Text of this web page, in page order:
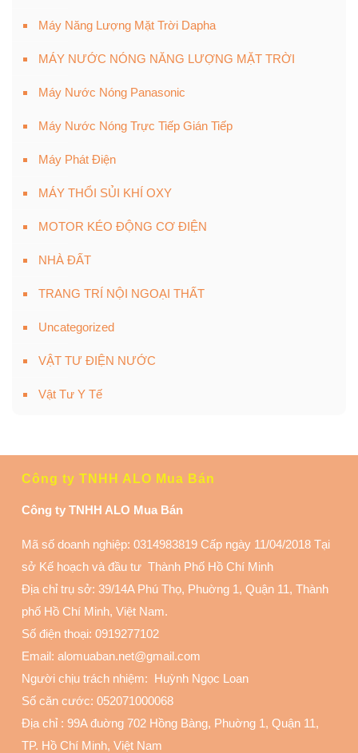
Máy Năng Lượng Mặt Trời Dapha
MÁY NƯỚC NÓNG NĂNG LƯỢNG MẶT TRỜI
Máy Nước Nóng Panasonic
Máy Nước Nóng Trực Tiếp Gián Tiếp
Máy Phát Điện
MÁY THỔI SỦI KHÍ OXY
MOTOR KÉO ĐỘNG CƠ ĐIỆN
NHÀ ĐẤT
TRANG TRÍ NỘI NGOẠI THẤT
Uncategorized
VẬT TƯ ĐIỆN NƯỚC
Vật Tư Y Tế
Công ty TNHH ALO Mua Bán
Công ty TNHH ALO Mua Bán
Mã số doanh nghiệp: 0314983819 Cấp ngày 11/04/2018 Tại
sở Kế hoạch và đầu tư Thành Phố Hồ Chí Minh
Địa chỉ trụ sở: 39/14A Phú Thọ, Phuờng 1, Quận 11, Thành
phố Hồ Chí Minh, Việt Nam.
Số điện thoại: 0919277102
Email: alomuaban.net@gmail.com
Người chịu trách nhiệm: Huỳnh Ngọc Loan
Số căn cước: 052071000068
Địa chỉ : 99A đuờng 702 Hồng Bàng, Phuờng 1, Quận 11,
TP. Hồ Chí Minh, Việt Nam